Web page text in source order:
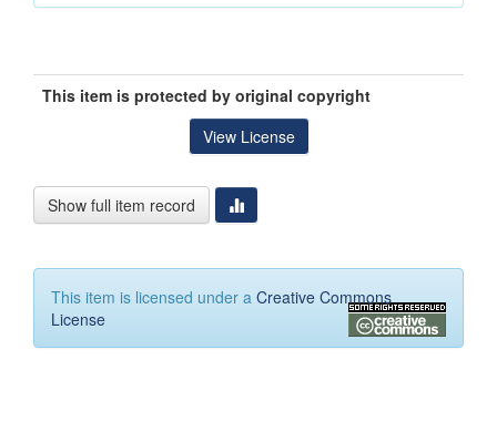
This item is protected by original copyright
View License
Show full item record
This item is licensed under a Creative Commons
License